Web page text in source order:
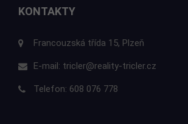
KONTAKTY
Francouzská třída 15, Plzeň
E-mail: tricler@reality-tricler.cz
Telefon: 608 076 778